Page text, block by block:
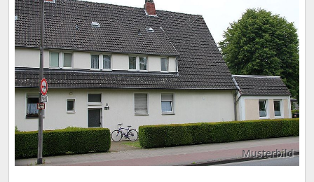
Musterbild